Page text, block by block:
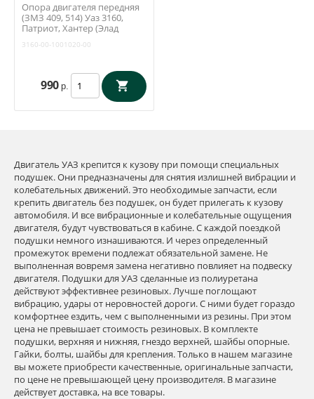
Опора двигателя передняя
(ЗМЗ 409, 514) Уаз 3160,
Патриот, Хантер (Элад
1001020-00
3160-00-1001020-00
990 р.
Двигатель УАЗ крепится к кузову при помощи специальных
подушек. Они предназначены для снятия излишней вибрации и
колебательных движений. Это необходимые запчасти, если
крепить двигатель без подушек, он будет прилегать к кузову
автомобиля. И все вибрационные и колебательные ощущения
двигателя, будут чувствоваться в кабине. С каждой поездкой
подушки немного изнашиваются. И через определенный
промежуток времени подлежат обязательной замене. Не
выполненная вовремя замена негативно повлияет на подвеску
двигателя. Подушки для УАЗ сделанные из полиуретана
действуют эффективнее резиновых. Лучше поглощают
вибрацию, удары от неровностей дороги. С ними будет гораздо
комфортнее ездить, чем с выполненными из резины. При этом
цена не превышает стоимость резиновых. В комплекте
подушки, верхняя и нижняя, гнездо верхней, шайбы опорные.
Гайки, болты, шайбы для крепления. Только в нашем магазине
вы можете приобрести качественные, оригинальные запчасти,
по цене не превышающей цену производителя. В магазине
действует доставка, на все товары.